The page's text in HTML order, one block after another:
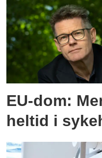
EU-dom:
heltid i